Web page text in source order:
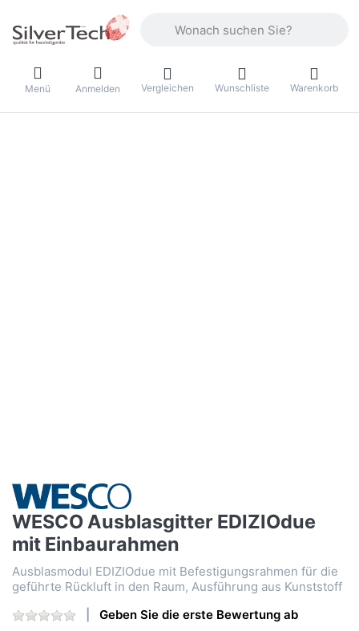
Menü Anmelden Vergleichen Wunschliste Warenkorb
WESCO Ausblasgitter EDIZIOdue
mit Einbaurahmen
Ausblasmodul EDIZIOdue mit Befestigungsrahmen für die
geführte Rückluft in den Raum, Ausführung aus Kunststoff
Geben Sie die erste Bewertung ab